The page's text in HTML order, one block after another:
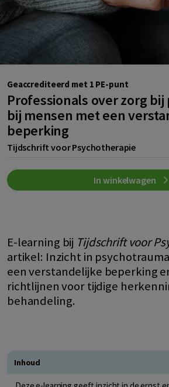
Geaccrediteerd met 1 PE-punt
Professionals over zorg
bij mensen met een
beperking
Tijdschrift voor Psychotherapie
In winkelwagen
E-learning bij Tijdschrift voor
artikel: Inzicht in
een verstandelijke beperking
richtlijnen voor tijdige
behandeling.
Inhoud